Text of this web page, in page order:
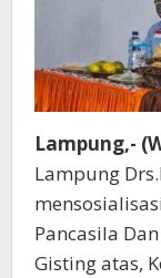
Lampung,-
Lampung
Pancasila
Gisting atas,